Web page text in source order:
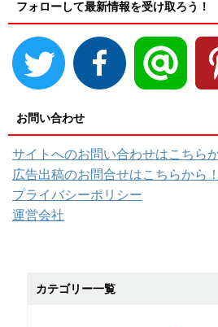
フォローして最新情報を受け取ろう！
お問い合わせ
サイトへのお問い合わせはこちら
広告出稿のお問合せはこちらから！
プライバシーポリシー
運営会社
カテゴリー一覧